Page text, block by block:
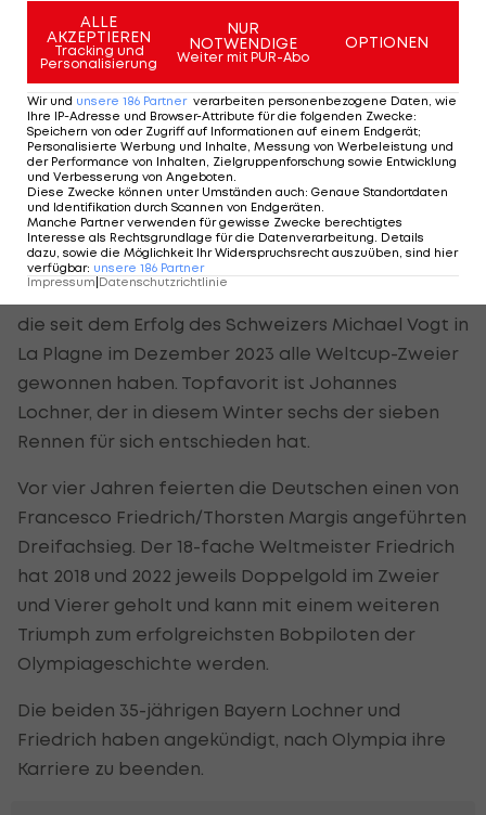
Doch nur dabei sein ist ihm zu wenig. "Ich werde
versuchen, jetzt schon eine stabile Leistung zu
zeigen", betonte Mandlbauer. Das ist in den
Trainings "mal besser, mal schlechter" gelungen,
"aber von Tag zu Tag kommen wir näher an die
Ideallinie heran".
Topfavoriten kommen aus Deutschland
Der Sieg führt nur über die deutschen Schlitten,
die seit dem Erfolg des Schweizers Michael Vogt in
La Plagne im Dezember 2023 alle Weltcup-Zweier
gewonnen haben. Topfavorit ist Johannes
Lochner, der in diesem Winter sechs der sieben
Rennen für sich entschieden hat.
Vor vier Jahren feierten die Deutschen einen von
Francesco Friedrich/Thorsten Margis angeführten
Dreifachsieg. Der 18-fache Weltmeister Friedrich
hat 2018 und 2022 jeweils Doppelgold im Zweier
und Vierer geholt und kann mit einem weiteren
Triumph zum erfolgreichsten Bobpiloten der
Olympiageschichte werden.
Die beiden 35-jährigen Bayern Lochner und
Friedrich haben angekündigt, nach Olympia ihre
Karriere zu beenden.
ALLE
AKZEPTIEREN
Tracking und
Personalisierung
NUR
NOTWENDIGE
Weiter mit PUR-Abo
OPTIONEN
Wir und unsere 186 Partner verarbeiten personenbezogene Daten, wie
Ihre IP-Adresse und Browser-Attribute für die folgenden Zwecke:
Speichern von oder Zugriff auf Informationen auf einem Endgerät;
Personalisierte Werbung und Inhalte, Messung von Werbeleistung und
der Performance von Inhalten, Zielgruppenforschung sowie Entwicklung
und Verbesserung von Angeboten
Diese Zwecke können unter Umständen auch: Genaue Standortdaten
und Identifikation durch Scannen von Endgeräten
Manche Partner verwenden für gewisse Zwecke berechtigtes
Interesse als Rechtsgrundlage für die Datenverarbeitung. Details
dazu, sowie die Möglichkeit Ihr Widerspruchsrecht auszuüben, sind hier
verfügbar: unsere 186 Partner
Impressum|Datenschutzrichtlinie